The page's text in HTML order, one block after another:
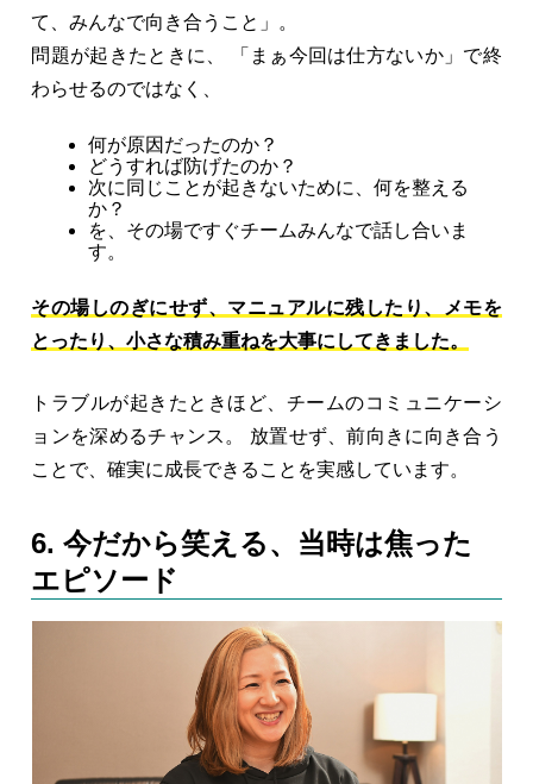
て、みんなで向き合うこと」。
問題が起きたときに、 「まぁ今回は仕方ないか」で終
わらせるのではなく、
何が原因だったのか？
どうすれば防げたのか？
次に同じことが起きないために、何を整える
か？
を、その場ですぐチームみんなで話し合いま
す。
その場しのぎにせず、マニュアルに残したり、メモを
とったり、小さな積み重ねを大事にしてきました。
トラブルが起きたときほど、チームのコミュニケーシ
ョンを深めるチャンス。 放置せず、前向きに向き合う
ことで、確実に成長できることを実感しています。
6. 今だから笑える、当時は焦った
エピソード